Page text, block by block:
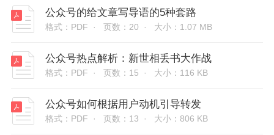
公众号的给文章写导语的5种套路
格式：PDF · 页数：20 · 大小：1.07 MB
公众号热点解析：新世相丢书大作战
格式：PDF · 页数：15 · 大小：116 KB
公众号如何根据用户动机引导转发
格式：PDF · 页数：13 · 大小：806 KB